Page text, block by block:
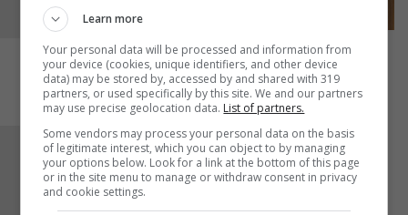
Portate a bollore una pentola di acqua salata,
cuocete i cavatelli fino a quando salgono in
superficie: scolateli e trasferiteli direttamente
Learn more
Your personal data will be processed and information from
your device (cookies, unique identifiers, and other device
data) may be stored by, accessed by and shared with 319
partners, or used specifically by this site. We and our partners
may use precise geolocation data. List of partners.
Some vendors may process your personal data on the basis
of legitimate interest, which you can object to by managing
your options below. Look for a link at the bottom of this page
or in the site menu to manage or withdraw consent in privacy
and cookie settings.